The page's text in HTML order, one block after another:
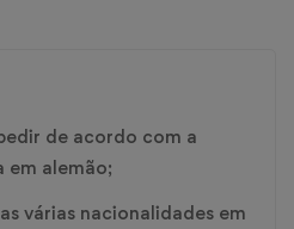
de acordo com a
em alemão;
várias nacionalidades em